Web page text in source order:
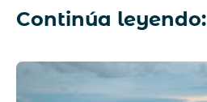
Continúa leyendo: